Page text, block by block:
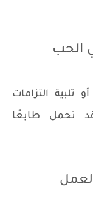
الحب
تلبية التزامات
قد تحمل طابعًا